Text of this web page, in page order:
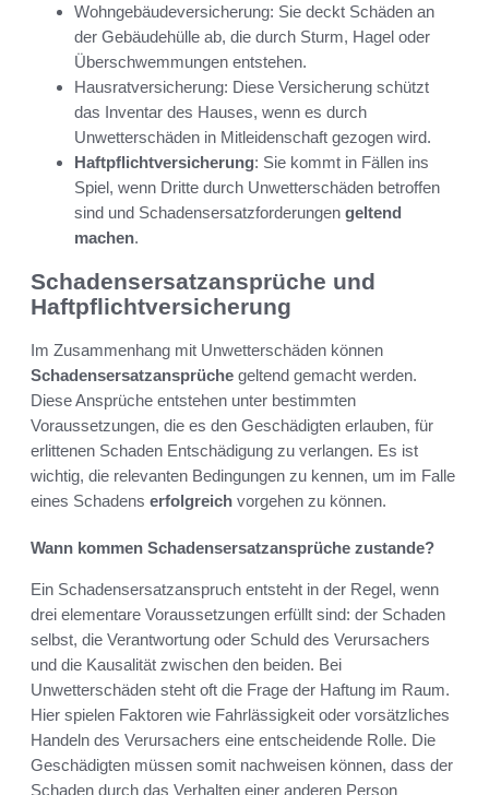
Wohngebäudeversicherung: Sie deckt Schäden an
der Gebäudehülle ab, die durch Sturm, Hagel oder
Überschwemmungen entstehen.
Hausratversicherung: Diese Versicherung schützt
das Inventar des Hauses, wenn es durch
Unwetterschäden in Mitleidenschaft gezogen wird.
Haftpflichtversicherung: Sie kommt in Fällen ins
Spiel, wenn Dritte durch Unwetterschäden betroffen
sind und Schadensersatzforderungen geltend
machen.
Schadensersatzansprüche und
Haftpflichtversicherung
Im Zusammenhang mit Unwetterschäden können
Schadensersatzansprüche geltend gemacht werden.
Diese Ansprüche entstehen unter bestimmten
Voraussetzungen, die es den Geschädigten erlauben, für
erlittenen Schaden Entschädigung zu verlangen. Es ist
wichtig, die relevanten Bedingungen zu kennen, um im Falle
eines Schadens erfolgreich vorgehen zu können.
Wann kommen Schadensersatzansprüche zustande?
Ein Schadensersatzanspruch entsteht in der Regel, wenn
drei elementare Voraussetzungen erfüllt sind: der Schaden
selbst, die Verantwortung oder Schuld des Verursachers
und die Kausalität zwischen den beiden. Bei
Unwetterschäden steht oft die Frage der Haftung im Raum.
Hier spielen Faktoren wie Fahrlässigkeit oder vorsätzliches
Handeln des Verursachers eine entscheidende Rolle. Die
Geschädigten müssen somit nachweisen können, dass der
Schaden durch das Verhalten einer anderen Person